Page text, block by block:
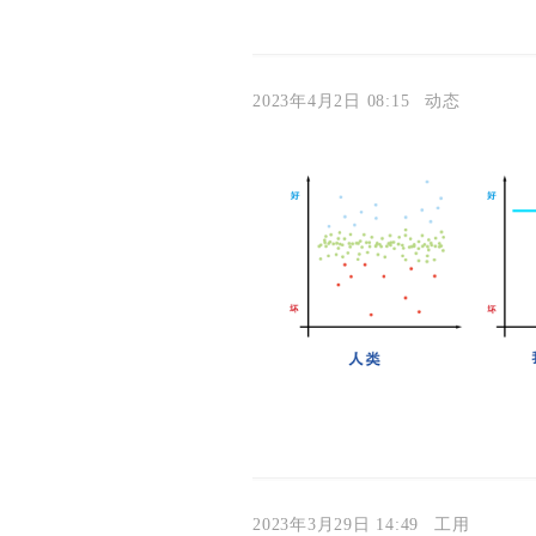
2023年4月2日 08:15 动态
2023年3月29日 14:49 工用